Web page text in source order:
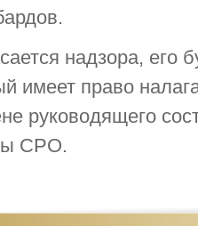
надзора, его
имеет право
руководящего
СРО.